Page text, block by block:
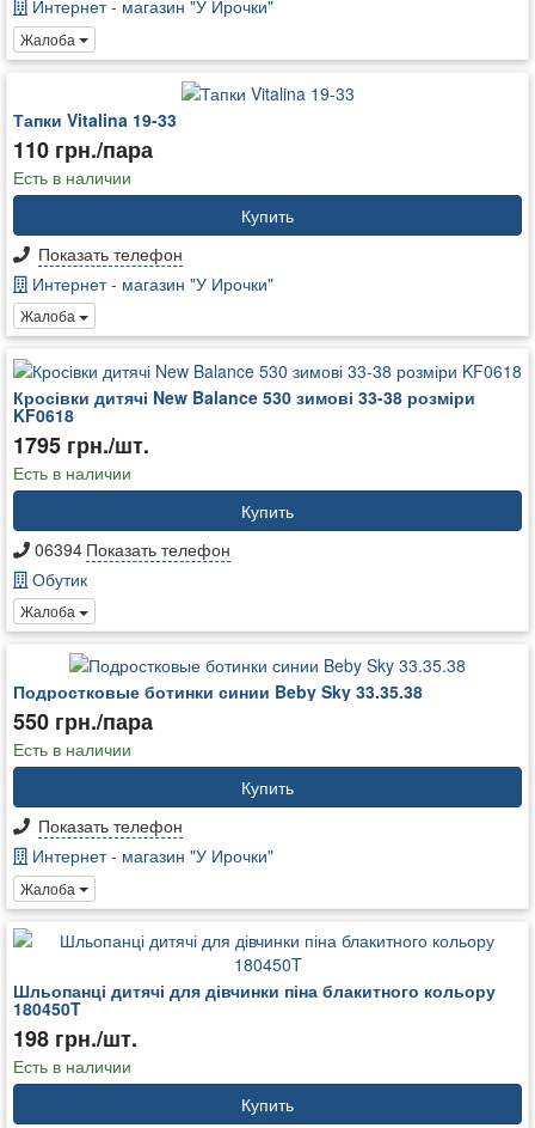
Интернет - магазин "У Ирочки"
Жалоба
Тапки Vitalina 19-33
110 грн./пара
Есть в наличии
Купить
Показать телефон
Интернет - магазин "У Ирочки"
Жалоба
Кросівки дитячі New Balance 530 зимові 33-38 розміри
KF0618
1795 грн./шт.
Есть в наличии
Купить
06394 Показать телефон
Обутик
Жалоба
Подростковые ботинки синии Beby Sky 33.35.38
550 грн./пара
Есть в наличии
Купить
Показать телефон
Интернет - магазин "У Ирочки"
Жалоба
Шльопанці дитячі для дівчинки піна блакитного кольору
180450T
198 грн./шт.
Есть в наличии
Купить